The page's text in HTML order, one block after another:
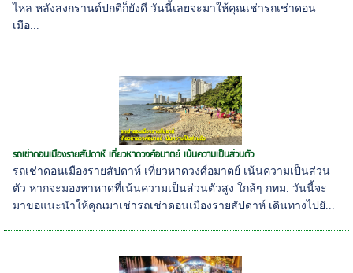
ไหล หลังสงกรานต์ปกติก็ยังดี วันนี้เลยจะมาให้คุณเช่ารถเช่าดอน
เมือ...
รถเช่าดอนเมืองรายสัปดาห์ เที่ยวหาดวงศ์อมาตย์ เน้นความเป็นส่วนตัว
รถเช่าดอนเมืองรายสัปดาห์ เที่ยวหาดวงศ์อมาตย์ เน้นความเป็นส่วน
ตัว หากจะมองหาหาดที่เน้นความเป็นส่วนตัวสูง ใกล้ๆ กทม. วันนี้จะ
มาขอแนะนำให้คุณมาเช่ารถเช่าดอนเมืองรายสัปดาห์ เดินทางไปยั...